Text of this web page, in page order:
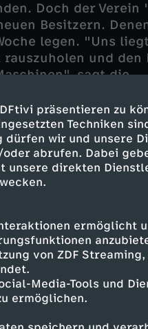
präsentieren zu
Techniken
wir und unsere
abrufen. Dabei
unsere direkten
ermöglicht
von ZDF Streaming,
Media-Tools und
ermöglichen.
Doch der
Besitzern.
legen. "Uns
und den
sagt die
rettet regelmäßig
Laut
70.000
nun in
berühren.
im
beweist die
und Naturschutz
als gefährdete
spät die Wiesen zu
die Hasen in die
und zuletzt vom
den
jedes Jahr der